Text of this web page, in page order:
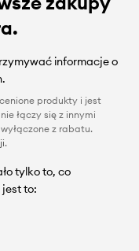
informacje o
produkty i jest
łączy się z innymi
z rabatu.
.
tylko to, co
to: